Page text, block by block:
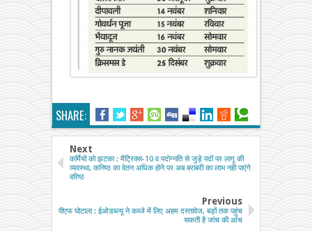
SHARE:
Next
कर्मियों को झटका : मैट्रिक्स-10 व पदोन्नति से जुड़े पदों पर लागू की
व्यवस्था, कनिष्ठ का वेतन अधिक होने पर अब बराबरी का लाभ नही पाएंगे
वरिष्ठ
Previous
पीएफ घोटाला : ईओडब्ल्यू ने कब्जे में लिए अहम दस्तावेज, बड़ों तक पहुंच
सकती है जांच की आंच